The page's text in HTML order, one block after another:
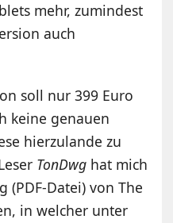
mehr, zumindest
auch
soll nur 399 Euro
keine genauen
hierzulande zu
TonDwg hat mich
(PDF-Datei) von The
in welcher unter